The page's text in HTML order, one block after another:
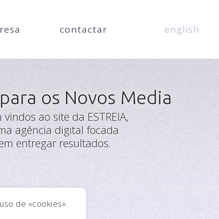
contactar english
os Novos Media
vindos ao site da ESTREIA,
agência digital focada
entregar resultados.
de «cookies».